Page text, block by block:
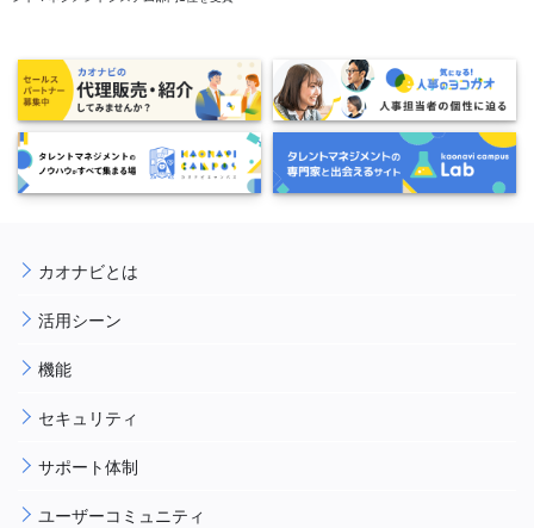
カオナビとは
活用シーン
機能
セキュリティ
サポート体制
ユーザーコミュニティ